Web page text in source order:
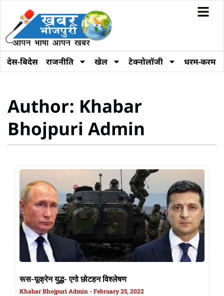
देस-बिदेस राजनीति खेल टेक्नोलॉजी धरम-करम
Author: Khabar
Bhojpuri Admin
रूस-यूक्रेन युद्ध- एगो छोटहन विश्लेषण
Khabar Bhojpuri Admin February 25, 2022